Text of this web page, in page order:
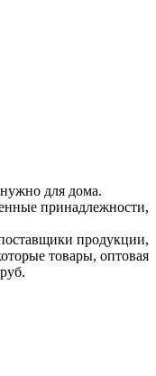
для дома.
принадлежности,
продукции,
товары, оптовая